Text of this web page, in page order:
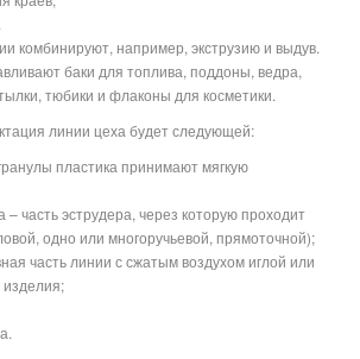
комбинируют, например, экструзию и выдув.
баки для топлива, поддоны, ведра,
тюбики и флаконы для косметики.
линии цеха будет следующей:
пластика принимают мягкую
– часть эструдера, через которую проходит
одно или многоручьевой, прямоточной);
часть линии с сжатым воздухом иглой или